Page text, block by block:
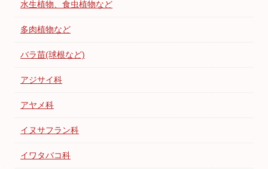
水生植物、食虫植物など
多肉植物など
バラ苗(球根など)
アジサイ科
アヤメ科
イヌサフラン科
イワタバコ科